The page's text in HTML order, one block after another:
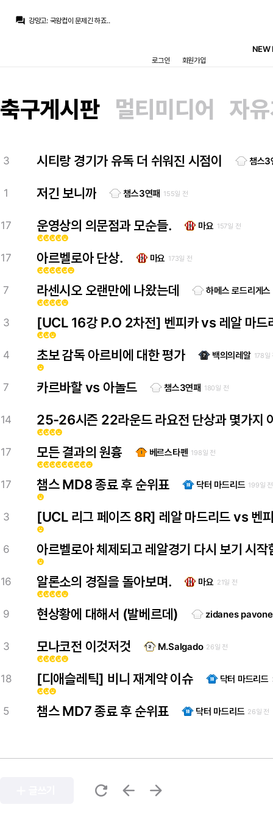
question_answer 강망고: 국왕컵이 문제긴 하죠..
La Decimoquinta
그나마 이스코? 빼고 외부에서 사온 선수는 다 실패하다시피 했죠
라그 :로드리 + 9번 영입이 최선인데 안되면 9번이 더 먼저긴 하죠
베르스타펜: 국왕컵을 들면 리그를 못 들고…
NEW
로그인 회원가입
축구게시판 멀티미디어 자
3 시티랑 경기가 유독 더 쉬워진 시점이 챔스3
1 저긴 보니까 챔스3연패 155일 전
17
emoji_emotionsemoji_emotionsemoji_emotionsemoji_emotionsemoji_emotions
운영상의 의문점과 모순들. 마요 157일 전
17
emoji_emotionsemoji_emotionsemoji_emotionsemoji_emotionsemoji_emotionsemoji_emotions
아르벨로아 단상. 마요 173일 전
7
emoji_emotionsemoji_emotionsemoji_emotionsemoji_emotionsemoji_emotions
라센시오 오랜만에 나왔는데 하메스 로드리게스
3
emoji_emotionsemoji_emotionsemoji_emotions
[UCL 16강 P.O 2차전] 벤피카 vs 레알 마드
4
emoji_emotions
초보 감독 아르비에 대한 평가 백의의레알 178일
7 카르바할 vs 아놀드 챔스3연패 180일 전
14
emoji_emotionsemoji_emotionsemoji_emotionsemoji_emotions
25-26시즌 22라운드 라요전 단상과 몇가지
17
emoji_emotionsemoji_emotionsemoji_emotionsemoji_emotionsemoji_emotionsemoji_emotionsemoji_emotionsemoji_emotionsemoji_emotions
모든 결과의 원흉 베르스타펜 198일 전
17
emoji_emotions
챔스 MD8 종료 후 순위표 닥터 마드리드 199일 전
3
emoji_emotions
[UCL 리그 페이즈 8R] 레알 마드리드 vs 벤
6
emoji_emotions
아르벨로아 체제되고 레알경기 다시 보기 시작
16
emoji_emotionsemoji_emotionsemoji_emotionsemoji_emotionsemoji_emotions
알론소의 경질을 돌아보며. 마요 21일 전
9 현상황에 대해서 (발베르데) zidanes
3
emoji_emotionsemoji_emotionsemoji_emotionsemoji_emotionsemoji_emotions
모나코전 이것저것 M.Salgado 26일 전
18
emoji_emotionsemoji_emotionsemoji_emotions
[디애슬레틱] 비니 재계약 이슈 닥터 마드리드
5 챔스 MD7 종료 후 순위표 닥터 마드리드 26일 전
refresh arrow_back arrow_forward